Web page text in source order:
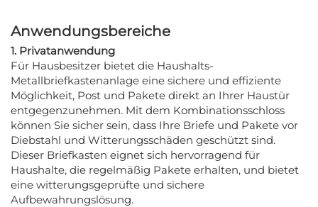
Anwendungsbereiche
1. Privatanwendung
Für Hausbesitzer bietet die Haushalts-
Metallbriefkastenanlage eine sichere und effiziente
Möglichkeit, Post und Pakete direkt an Ihrer Haustür
entgegenzunehmen. Mit dem Kombinationsschloss
können Sie sicher sein, dass Ihre Briefe und Pakete vor
Diebstahl und Witterungsschäden geschützt sind.
Dieser Briefkasten eignet sich hervorragend für
Haushalte, die regelmäßig Pakete erhalten, und bietet
eine witterungsgeprüfte und sichere
Aufbewahrungslösung.